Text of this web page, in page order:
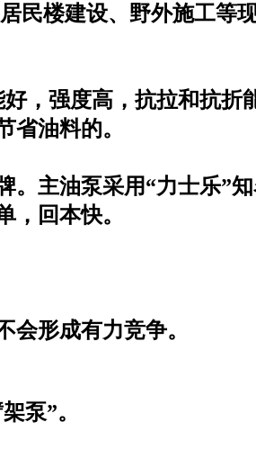
民楼建设、野外施工等
，强度高，抗拉和抗折
省油料的。
主油泵采用“力士乐”知
回本快。
会形成有力竞争。
泵”。